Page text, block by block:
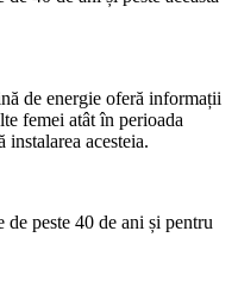
de energie oferă informații
femei atât în perioada
instalarea acesteia.
peste 40 de ani și pentru